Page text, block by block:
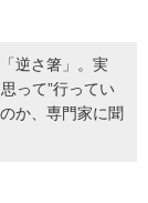
逆さ箸」。実
って”行ってい
か、専門家に聞